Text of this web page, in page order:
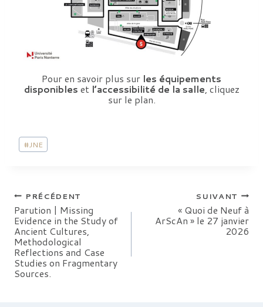
Pour en savoir plus sur les équipements
disponibles et l’accessibilité de la salle, cliquez
sur le plan.
Étiquettes
de
#JNE
Navigation
de
l’article
PRÉCÉDENT
Parution | Missing
Evidence in the Study of
Ancient Cultures,
Methodological
Reflections and Case
Studies on Fragmentary
Sources.
SUIVANT
« Quoi de Neuf à
ArScAn » le 27 janvier
2026